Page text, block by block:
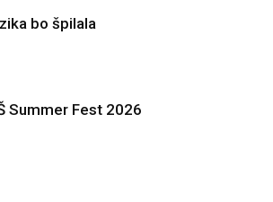
bo špilala
Summer Fest 2026